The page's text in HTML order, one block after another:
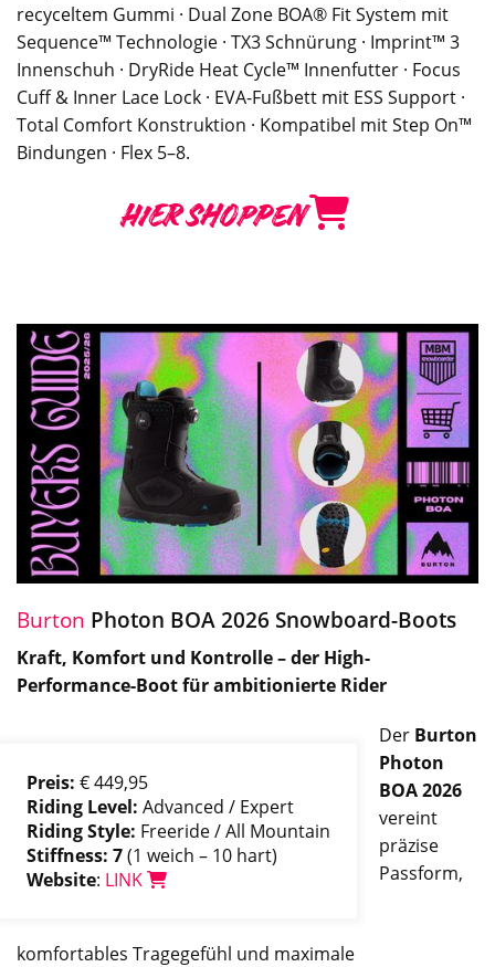
recyceltem Gummi · Dual Zone BOA® Fit System mit
Sequence™ Technologie · TX3 Schnürung · Imprint™ 3
Innenschuh · DryRide Heat Cycle™ Innenfutter · Focus
Cuff & Inner Lace Lock · EVA-Fußbett mit ESS Support ·
Total Comfort Konstruktion · Kompatibel mit Step On™
Bindungen · Flex 5–8.
HIER SHOPPEN
Burton Photon BOA 2026 Snowboard-Boots
Kraft, Komfort und Kontrolle – der High-
Performance-Boot für ambitionierte Rider
Preis: € 449,95
Riding Level: Advanced / Expert
Riding Style: Freeride / All Mountain
Stiffness: 7(1 weich – 10 hart)
Website: LINK
Der Burton
Photon
BOA 2026
vereint
präzise
Passform,
komfortables Tragegefühl und maximale